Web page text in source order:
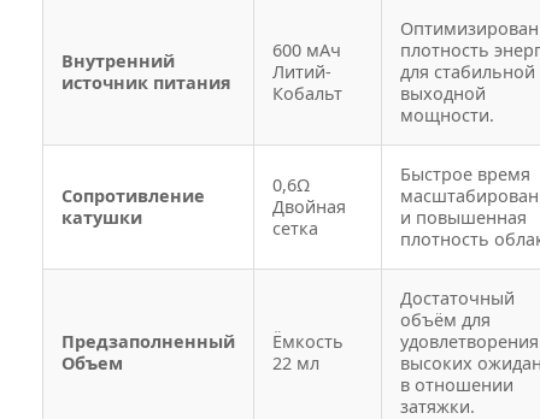
Внутренний
источник питания
600 мАч
Литий-
Кобальт
плотность
для стабильной
выходной
мощности.
Сопротивление
катушки
0,6Ω
Двойная
сетка
Быстрое время
и повышенная
плотность
Предзаполненный
Объем
Ёмкость
22 мл
Достаточный
объём для
удовлетворения
высоких
в отношении
затяжки.